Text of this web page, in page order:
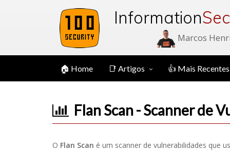
Information
Marcos
🏠 Home 📑 Artigos 👍 Mais Recentes
Flan Scan - Scanner de
O Flan Scan é um scanner de vulnerabilidades que